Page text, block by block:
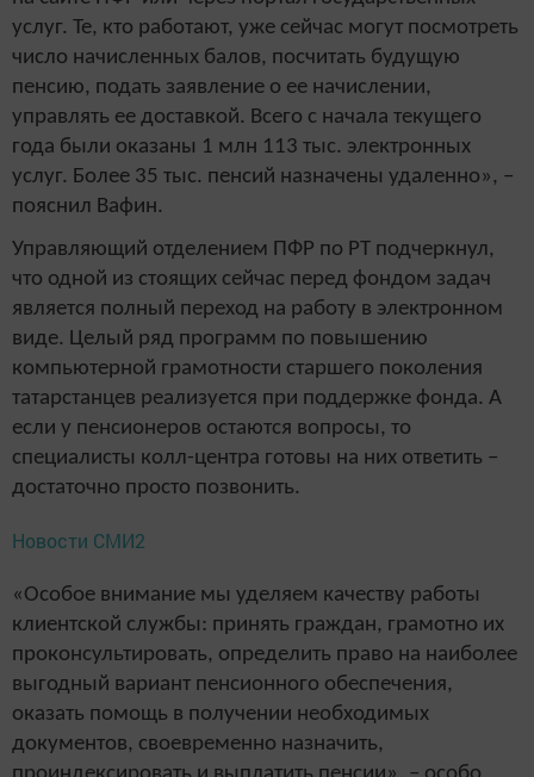
услуг. Те, кто работают, уже сейчас могут посмотреть
число начисленных балов, посчитать будущую
пенсию, подать заявление о ее начислении,
управлять ее доставкой. Всего с начала текущего
года были оказаны 1 млн 113 тыс. электронных
услуг. Более 35 тыс. пенсий назначены удаленно», –
пояснил Вафин.
Управляющий отделением ПФР по РТ подчеркнул,
что одной из стоящих сейчас перед фондом задач
является полный переход на работу в электронном
виде. Целый ряд программ по повышению
компьютерной грамотности старшего поколения
татарстанцев реализуется при поддержке фонда. А
если у пенсионеров остаются вопросы, то
специалисты колл-центра готовы на них ответить –
достаточно просто позвонить.
Новости СМИ2
«Особое внимание мы уделяем качеству работы
клиентской службы: принять граждан, грамотно их
проконсультировать, определить право на наиболее
выгодный вариант пенсионного обеспечения,
оказать помощь в получении необходимых
документов, своевременно назначить,